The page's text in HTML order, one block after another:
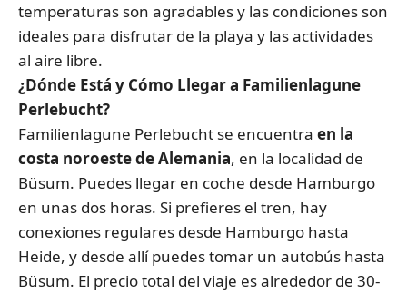
temperaturas son agradables y las condiciones son
ideales para disfrutar de la playa y las actividades
al aire libre.
¿Dónde Está y Cómo Llegar a Familienlagune
Perlebucht?
Familienlagune Perlebucht se encuentra en la
costa noroeste de Alemania, en la localidad de
Büsum. Puedes llegar en coche desde Hamburgo
en unas dos horas. Si prefieres el tren, hay
conexiones regulares desde Hamburgo hasta
Heide, y desde allí puedes tomar un autobús hasta
Büsum. El precio total del viaje es alrededor de 30-